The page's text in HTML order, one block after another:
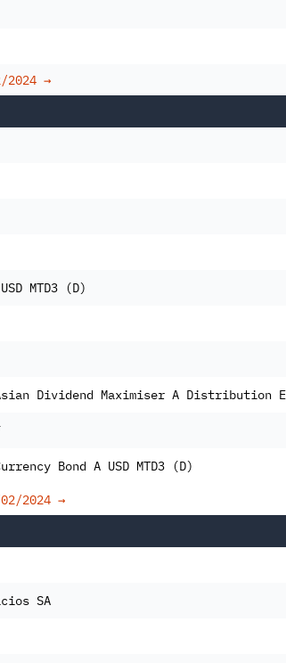
2024 →
MTD3 (D)
Dividend Maximiser A Distribution
Bond A USD MTD3 (D)
2024 →
SA